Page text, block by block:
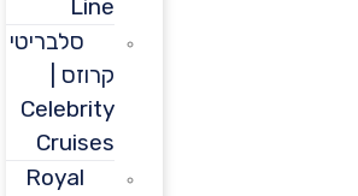
סלבריטי
קרוזס |
Celebrity
Cruises
Royal